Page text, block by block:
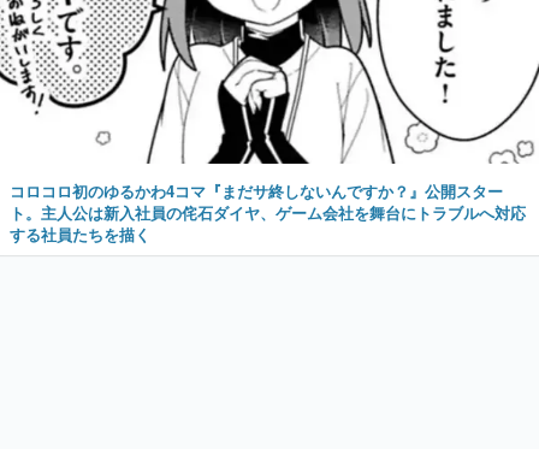
コロコロ初のゆるかわ4コマ『まだサ終しないんですか？』公開スター
ト。主人公は新入社員の侘石ダイヤ、ゲーム会社を舞台にトラブルへ対応
する社員たちを描く